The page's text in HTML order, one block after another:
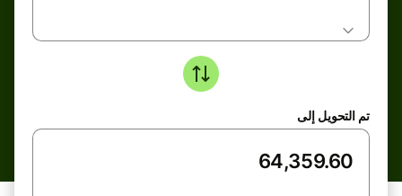
تم التحويل إلى